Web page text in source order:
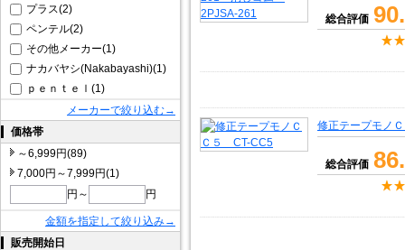
プラス(2)
ペンテル(2)
その他メーカー(1)
ナカバヤシ(Nakabayashi)(1)
ｐｅｎｔｅｌ(1)
メーカーで絞り込む→
価格帯
～6,999円(89)
7,000円～7,999円(1)
円～
円
金額を指定して絞り込み→
販売開始日
総合評価
修正テープモノ
総合評価